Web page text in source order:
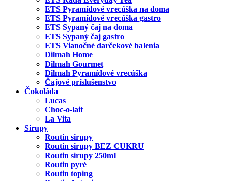
ETS Pyramídové vrecúška na doma
ETS Pyramídové vrecúška gastro
ETS Sypaný čaj na doma
ETS Sypaný čaj gastro
ETS Vianočné darčekové balenia
Dilmah Home
Dilmah Gourmet
Dilmah Pyramídové vrecúška
Čajové príslušenstvo
Čokoláda
Lucas
Choc-o-lait
La Vita
Sirupy
Routin sirupy
Routin sirupy BEZ CUKRU
Routin sirupy 250ml
Routin pyré
Routin toping